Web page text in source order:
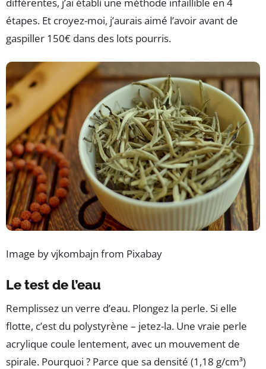
étapes. Et croyez-moi, j’aurais aimé l’avoir avant de
gaspiller 150€ dans des lots pourris.
Image by vjkombajn from Pixabay
Le test de l’eau
Remplissez un verre d’eau. Plongez la perle. Si elle
flotte, c’est du polystyrène – jetez-la. Une vraie perle
acrylique coule lentement, avec un mouvement de
spirale. Pourquoi ? Parce que sa densité (1,18 g/cm³)